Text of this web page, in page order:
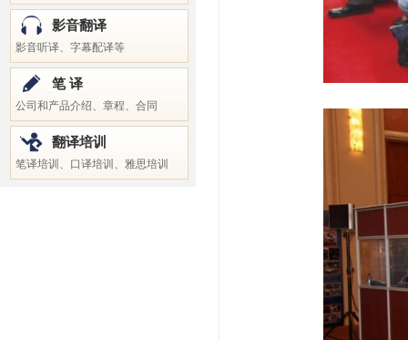
影音翻译
影音听译、字幕配译等
笔 译
公司和产品介绍、章程、合同
翻译培训
笔译培训、口译培训、雅思培训